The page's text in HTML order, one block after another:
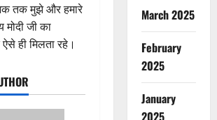
तक मुझे और हमारे
जी का
ऐसे ही मिलता रहे।
March 2025
February
2025
January
2025